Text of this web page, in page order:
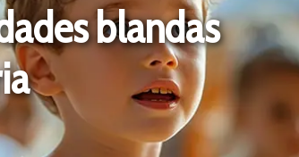
blandas